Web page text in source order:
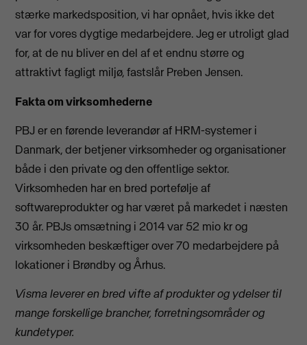
stærke markedsposition, vi har opnået, hvis ikke det
var for vores dygtige medarbejdere. Jeg er utroligt glad
for, at de nu bliver en del af et endnu større og
attraktivt fagligt miljø, fastslår Preben Jensen.
Fakta om virksomhederne
PBJ er en førende leverandør af HRM-systemer i
Danmark, der betjener virksomheder og organisationer
både i den private og den offentlige sektor.
Virksomheden har en bred portefølje af
softwareprodukter og har været på markedet i næsten
30 år. PBJs omsætning i 2014 var 52 mio kr og
virksomheden beskæftiger over 70 medarbejdere på
lokationer i Brøndby og Århus.
Visma leverer en bred vifte af produkter og ydelser til
mange forskellige brancher, forretningsområder og
kundetyper.